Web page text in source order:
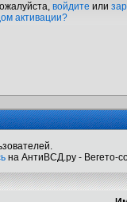
войдите или
активации?
на АнтиВСД.ру - Вегето-